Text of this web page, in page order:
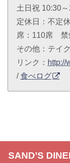
土日祝 10:30
定休日：不定
席：110席 禁
その他：テイ
リンク： http://
/食べログ
SAND’S